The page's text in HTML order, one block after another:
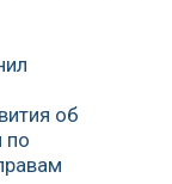
об
по